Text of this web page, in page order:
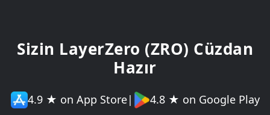
Sizin LayerZero (ZRO) Cüzdan
Hazır
4.9 ★ on App Store| 4.8 ★ on Google Play